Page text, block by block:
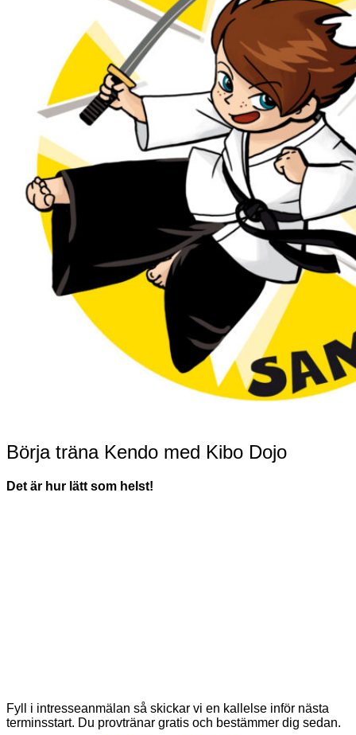
Börja träna Kendo med Kibo Dojo
Det är hur lätt som helst!
Fyll i intresseanmälan så skickar vi en kallelse inför nästa
terminsstart. Du provtränar gratis och bestämmer dig sedan.